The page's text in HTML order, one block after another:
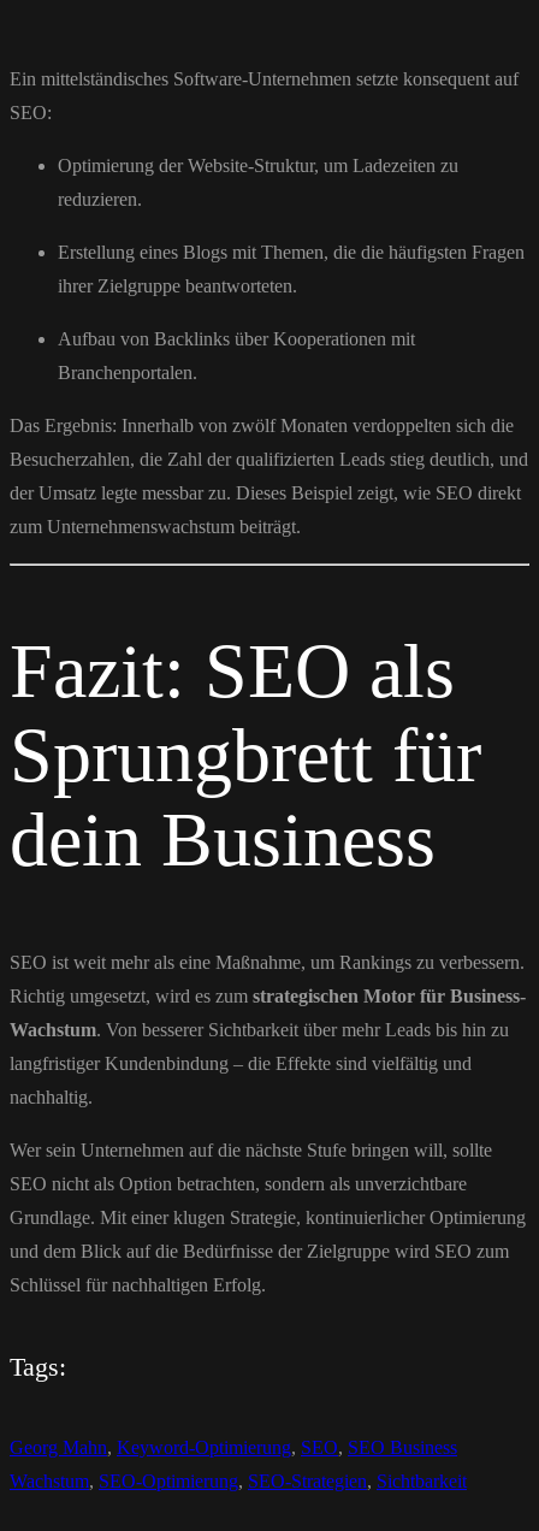
Ein mittelständisches Software-Unternehmen setzte konsequent auf
SEO:
Optimierung der Website-Struktur, um Ladezeiten zu
reduzieren.
Erstellung eines Blogs mit Themen, die die häufigsten Fragen
ihrer Zielgruppe beantworteten.
Aufbau von Backlinks über Kooperationen mit
Branchenportalen.
Das Ergebnis: Innerhalb von zwölf Monaten verdoppelten sich die
Besucherzahlen, die Zahl der qualifizierten Leads stieg deutlich, und
der Umsatz legte messbar zu. Dieses Beispiel zeigt, wie SEO direkt
zum Unternehmenswachstum beiträgt.
Fazit: SEO als
Sprungbrett für
dein Business
SEO ist weit mehr als eine Maßnahme, um Rankings zu verbessern.
Richtig umgesetzt, wird es zum strategischen Motor für Business-
Wachstum. Von besserer Sichtbarkeit über mehr Leads bis hin zu
langfristiger Kundenbindung – die Effekte sind vielfältig und
nachhaltig.
Wer sein Unternehmen auf die nächste Stufe bringen will, sollte
SEO nicht als Option betrachten, sondern als unverzichtbare
Grundlage. Mit einer klugen Strategie, kontinuierlicher Optimierung
und dem Blick auf die Bedürfnisse der Zielgruppe wird SEO zum
Schlüssel für nachhaltigen Erfolg.
Tags:
Georg Mahn, Keyword-Optimierung, SEO, SEO Business
Wachstum, SEO-Optimierung, SEO-Strategien, Sichtbarkeit